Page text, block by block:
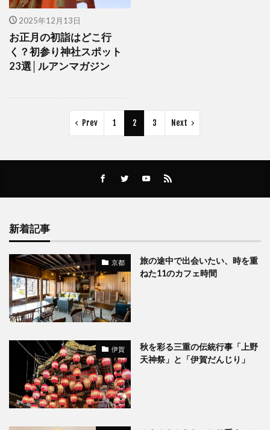
2025年12月13日
お正月の初詣はどこ行
く？初参り神社スポット
23選│ルアンマガジン
Prev 1 2 3 Next
新着記事
京都
旅の途中で出会いたい、時を重
ねた11のカフェ時間
伊賀
秋を彩る三重の伝統行事「上野
天神祭」と「伊賀だんじり」